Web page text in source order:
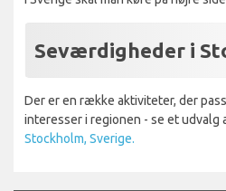
Seværdigheder i
Der er en række aktiviteter, der
interesser i regionen - se et udvalg
Stockholm, Sverige.